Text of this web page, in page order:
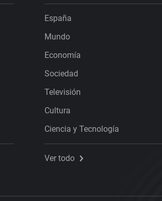
España
Mundo
Economía
Sociedad
Televisión
Cultura
Ciencia y Tecnología
Ver todo